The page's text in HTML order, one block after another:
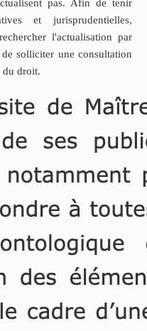
lui a été
testament du
2012.
pas. Afin de tenir
et jurisprudentielles,
l'actualisation par
solliciter une consultation
du droit.